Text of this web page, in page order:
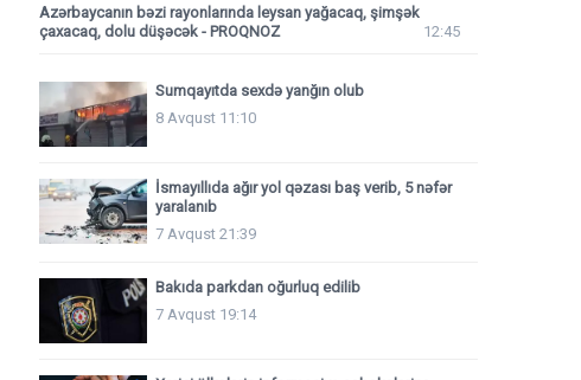
Azərbaycanın bəzi rayonlarında leysan yağacaq, şimşək
çaxacaq, dolu düşəcək - PROQNOZ
12:45
Sumqayıtda sexdə yanğın olub
8 Avqust 11:10
İsmayıllıda ağır yol qəzası baş verib, 5 nəfər
yaralanıb
7 Avqust 21:39
Bakıda parkdan oğurluq edilib
7 Avqust 19:14